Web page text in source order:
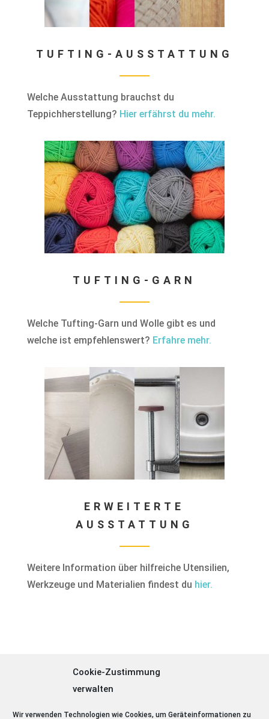
Cookie-Zustimmung
verwalten
Wir verwenden Technologien wie Cookies, um Geräteinformationen zu
TUFTING-AUSSTATTUNG
Welche Ausstattung brauchst du
Teppichherstellung? Hier erfährst du mehr.
TUFTING-GARN
Welche Tufting-Garn und Wolle gibt es und
welche ist empfehlenswert? Erfahre mehr.
ERWEITERTE
AUSSTATTUNG
Weitere Information über hilfreiche Utensilien,
Werkzeuge und Materialien findest du hier.